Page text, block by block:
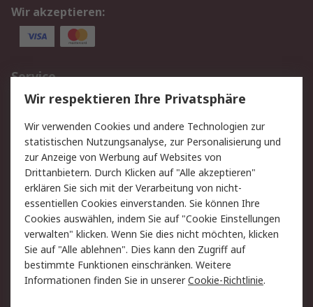
Wir akzeptieren:
Service
Value Added Services
Lieferlösungen
Rücksendungen
Kontakt
Hilfe
Rechtliches
AGB
Datenschutz
Cookie-Richtlinie
Zahlungsbedingungen
Copyright/Impressum
Über RS
Wir respektieren Ihre Privatsphäre
Wir verwenden Cookies und andere Technologien zur
statistischen Nutzungsanalyse, zur Personalisierung und
zur Anzeige von Werbung auf Websites von
Drittanbietern. Durch Klicken auf "Alle akzeptieren"
erklären Sie sich mit der Verarbeitung von nicht-
essentiellen Cookies einverstanden. Sie können Ihre
Cookies auswählen, indem Sie auf "Cookie Einstellungen
verwalten" klicken. Wenn Sie dies nicht möchten, klicken
Sie auf "Alle ablehnen". Dies kann den Zugriff auf
bestimmte Funktionen einschränken. Weitere
Informationen finden Sie in unsererCookie-Richtlinie.